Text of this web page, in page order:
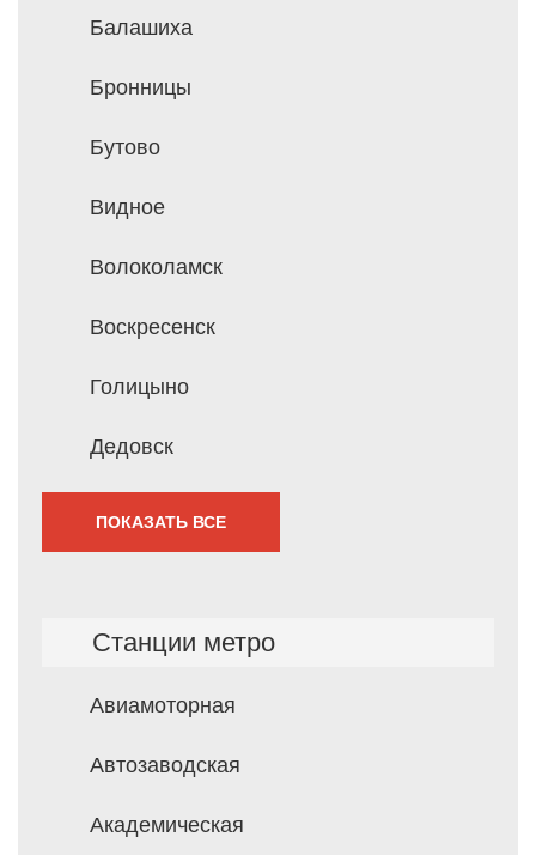
Балашиха
Бронницы
Бутово
Видное
Волоколамск
Воскресенск
Голицыно
Дедовск
ПОКАЗАТЬ ВСЕ
Станции метро
Авиамоторная
Автозаводская
Академическая